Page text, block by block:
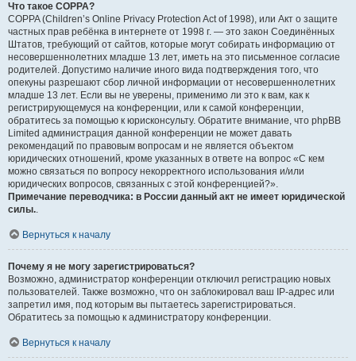
Что такое COPPA?
COPPA (Children’s Online Privacy Protection Act of 1998), или Акт о защите
частных прав ребёнка в интернете от 1998 г. — это закон Соединённых
Штатов, требующий от сайтов, которые могут собирать информацию от
несовершеннолетних младше 13 лет, иметь на это письменное согласие
родителей. Допустимо наличие иного вида подтверждения того, что
опекуны разрешают сбор личной информации от несовершеннолетних
младше 13 лет. Если вы не уверены, применимо ли это к вам, как к
регистрирующемуся на конференции, или к самой конференции,
обратитесь за помощью к юрисконсульту. Обратите внимание, что phpBB
Limited администрация данной конференции не может давать
рекомендаций по правовым вопросам и не является объектом
юридических отношений, кроме указанных в ответе на вопрос «С кем
можно связаться по вопросу некорректного использования и/или
юридических вопросов, связанных с этой конференцией?».
Примечание переводчика: в России данный акт не имеет юридической
силы..
Вернуться к началу
Почему я не могу зарегистрироваться?
Возможно, администратор конференции отключил регистрацию новых
пользователей. Также возможно, что он заблокировал ваш IP-адрес или
запретил имя, под которым вы пытаетесь зарегистрироваться.
Обратитесь за помощью к администратору конференции.
Вернуться к началу